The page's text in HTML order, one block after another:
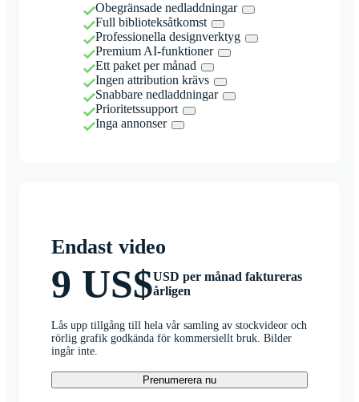
Obegränsade nedladdningar
Full biblioteksåtkomst
Professionella designverktyg
Premium AI-funktioner
Ett paket per månad
Ingen attribution krävs
Snabbare nedladdningar
Prioritetssupport
Inga annonser
Endast video
9 US$USD per månad faktureras
årligen
Lås upp tillgång till hela vår samling av stockvideor och
rörlig grafik godkända för kommersiellt bruk. Bilder
ingår inte.
Prenumerera nu